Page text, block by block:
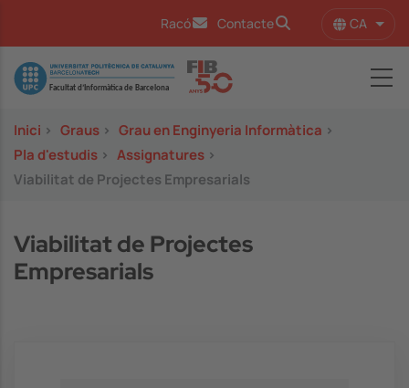
Racó Contacte CA
Image
Inici > Graus > Grau en Enginyeria Informàtica >
Pla d'estudis > Assignatures >
Viabilitat de Projectes Empresarials
Viabilitat de Projectes
Empresarials